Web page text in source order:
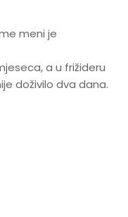
meni je
a u frižideru
doživilo dva dana.